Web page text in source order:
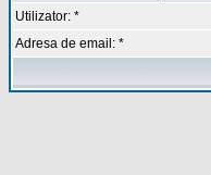
Utilizator: *
Adresa de email: *